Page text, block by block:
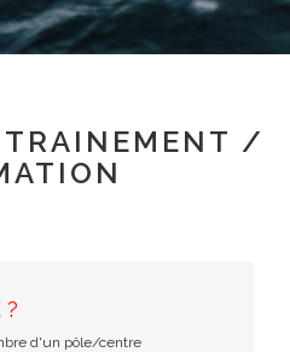
/
?
d'un pôle/centre